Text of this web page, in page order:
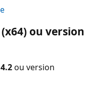
ou version
ou version